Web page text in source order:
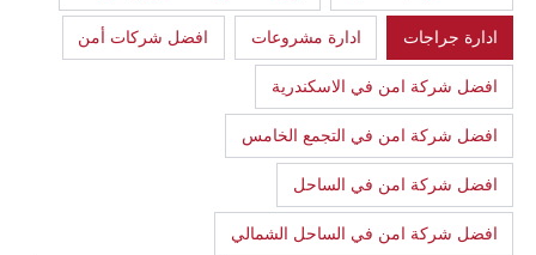
ادارة جراجات ادارة مشروعات افضل شركات أمن
افضل شركة امن في الاسكندرية
افضل شركة امن في التجمع الخامس
افضل شركة امن في الساحل
افضل شركة امن في الساحل الشمالي